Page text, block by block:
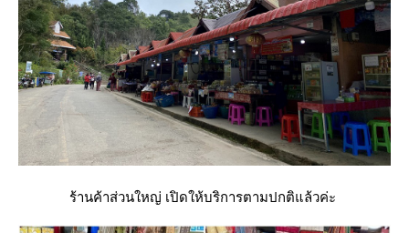
ร้านค้าส่วนใหญ่ เปิดให้บริการตามปกติแล้วค่ะ